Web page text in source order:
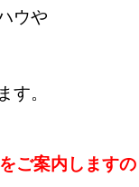
ウや
。
ご案内しますの